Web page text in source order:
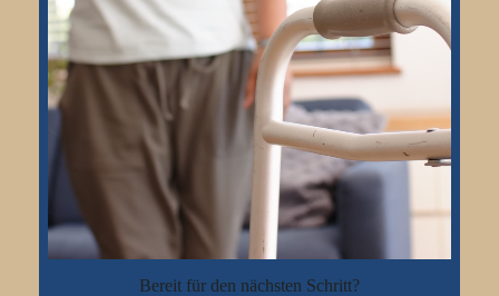
Bereit für den nächsten Schritt?